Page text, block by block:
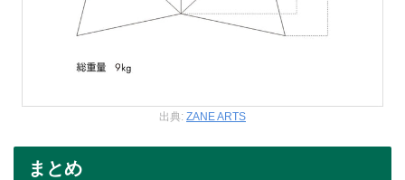
出典: ZANE ARTS
まとめ